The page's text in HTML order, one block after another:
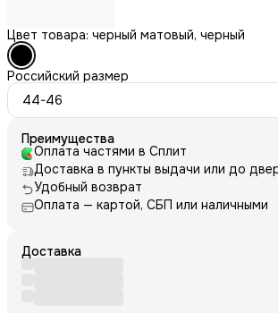
Цвет товара: черный матовый, черный
Российский размер
44-46
Преимущества
Оплата частями в Сплит
Доставка в пункты выдачи или до
Удобный возврат
Оплата — картой, СБП или наличными
Доставка